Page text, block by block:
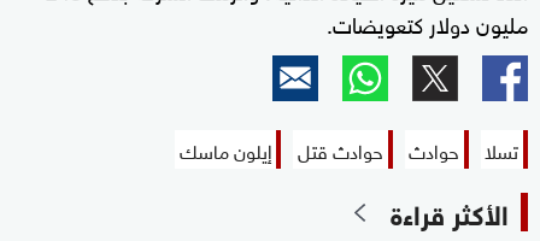
مليون دولار كتعويضات.
تسلا حوادث حوادث قتل إيلون ماسك
الأكثر قراءة